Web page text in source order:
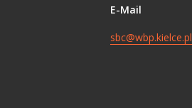
E-Mail
sbc@wbp.kielce.pl